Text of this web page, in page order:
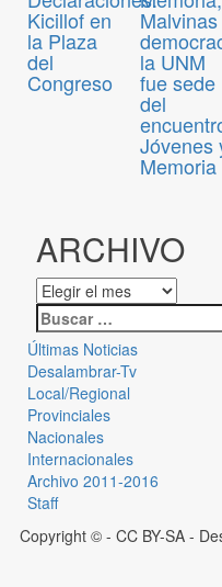
Kicillof en
la Plaza
del
Congreso
la UNM
fue sede
del
Jóvenes
Memoria
ARCHIVO
Últimas Noticias
Desalambrar-Tv
Local/Regional
Provinciales
Nacionales
Internacionales
Archivo 2011-2016
Staff
Copyright © - CC BY-SA -